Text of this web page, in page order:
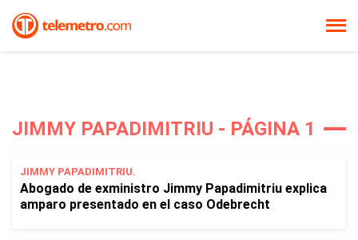
JIMMY PAPADIMITRIU - PÁGINA 1
JIMMY PAPADIMITRIU.
Abogado de exministro Jimmy Papadimitriu explica
amparo presentado en el caso Odebrecht